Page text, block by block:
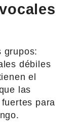
grupos:
débiles
el
las
para